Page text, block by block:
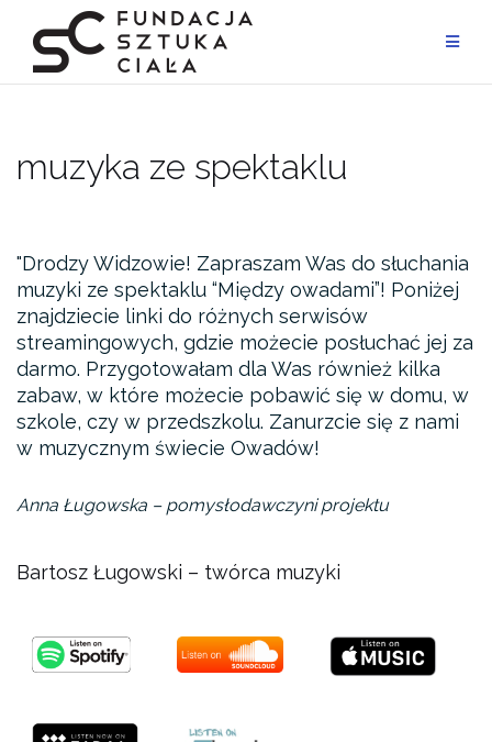
treści
muzyka ze spektaklu
Drodzy Widzowie! Zapraszam Was do słuchania
muzyki ze spektaklu “Między owadami”! Poniżej
znajdziecie linki do różnych serwisów
streamingowych, gdzie możecie posłuchać jej za
darmo. Przygotowałam dla Was również kilka
zabaw, w które możecie pobawić się w domu, w
szkole, czy w przedszkolu. Zanurzcie się z nami
w muzycznym świecie Owadów!
Anna Ługowska – pomysłodawczyni projektu
Bartosz Ługowski – twórca muzyki